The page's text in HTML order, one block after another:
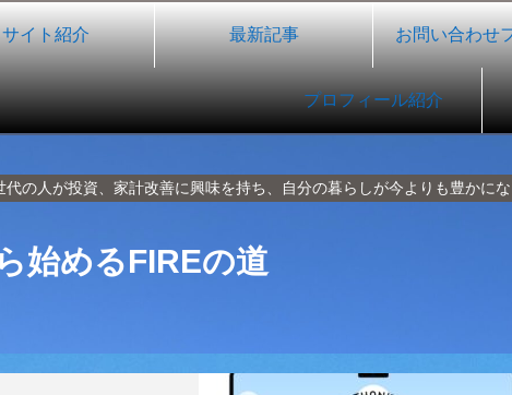
代の人が投資、家計改善に興味を持ち、自分の暮らしが今よりも豊かに
始めるFIREの道
サイト紹介 最新記事 お問い合わせ
プロフィール紹介